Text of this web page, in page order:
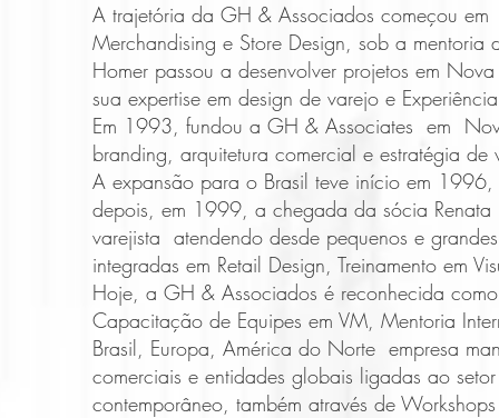
A trajetória da GH & Associados começou
Merchandising e Store Design, sob a mentoria
Homer passou a desenvolver projetos em
sua expertise em design de varejo e
Em 1993, fundou a GH & Associates em
branding, arquitetura comercial e estratégia
A expansão para o Brasil teve início em 1996,
depois, em 1999, a chegada da sócia
varejista atendendo desde pequenos e
integradas em Retail Design, Treinamento em
Hoje, a GH & Associados é reconhecida
Capacitação de Equipes em VM, Mentoria
Brasil, Europa, América do Norte empresa
comerciais e entidades globais ligadas ao
contemporâneo, também através de